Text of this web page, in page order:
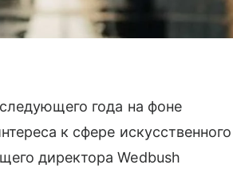
года на фоне
к сфере искусственного
директора Wedbush